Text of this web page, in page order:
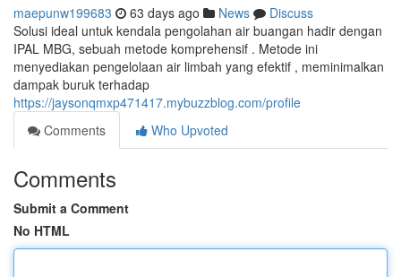
maepunw199683 63 days ago News
Discuss
Solusi ideal untuk kendala pengolahan air buangan hadir dengan
IPAL MBG, sebuah metode komprehensif . Metode ini
menyediakan pengelolaan air limbah yang efektif , meminimalkan
dampak buruk terhadap
https://jaysonqmxp471417.mybuzzblog.com/profile
Comments
Who Upvoted
Comments
Submit a Comment
No HTML